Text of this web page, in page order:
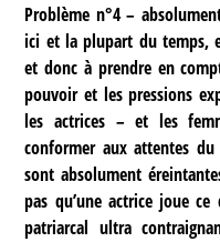
Problème n°4–
ici et la plupart du temps,
et donc à prendre en
pouvoir et les pressions
les actrices – et les
conformer aux attentes
sont absolument
pas qu’une actrice joue
patriarcal ultra